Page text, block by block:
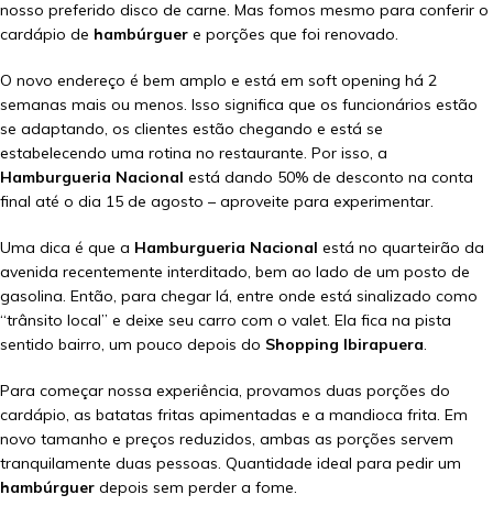
nosso preferido disco de carne. Mas fomos mesmo para conferir o
cardápio de hambúrguer e porções que foi renovado.
O novo endereço é bem amplo e está em soft opening há 2
semanas mais ou menos. Isso significa que os funcionários estão
se adaptando, os clientes estão chegando e está se
estabelecendo uma rotina no restaurante. Por isso, a
Hamburgueria Nacional está dando 50% de desconto na conta
final até o dia 15 de agosto – aproveite para experimentar.
Uma dica é que a Hamburgueria Nacional está no quarteirão da
avenida recentemente interditado, bem ao lado de um posto de
gasolina. Então, para chegar lá, entre onde está sinalizado como
“trânsito local” e deixe seu carro com o valet. Ela fica na pista
sentido bairro, um pouco depois do Shopping Ibirapuera.
Para começar nossa experiência, provamos duas porções do
cardápio, as batatas fritas apimentadas e a mandioca frita. Em
novo tamanho e preços reduzidos, ambas as porções servem
tranquilamente duas pessoas. Quantidade ideal para pedir um
hambúrguer depois sem perder a fome.